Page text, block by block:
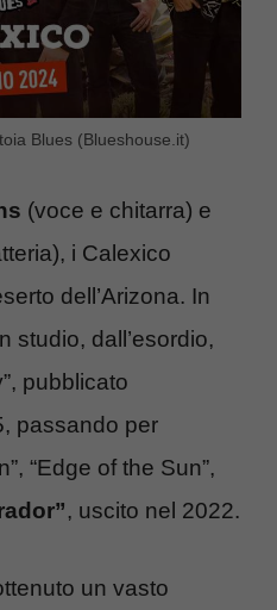
Blues (Blueshouse.it)
(voce e chitarra) e
i Calexico
dell’Arizona. In
studio, dall’esordio,
pubblicato
passando per
“Edge of the Sun”,
, uscito nel 2022.
un vasto